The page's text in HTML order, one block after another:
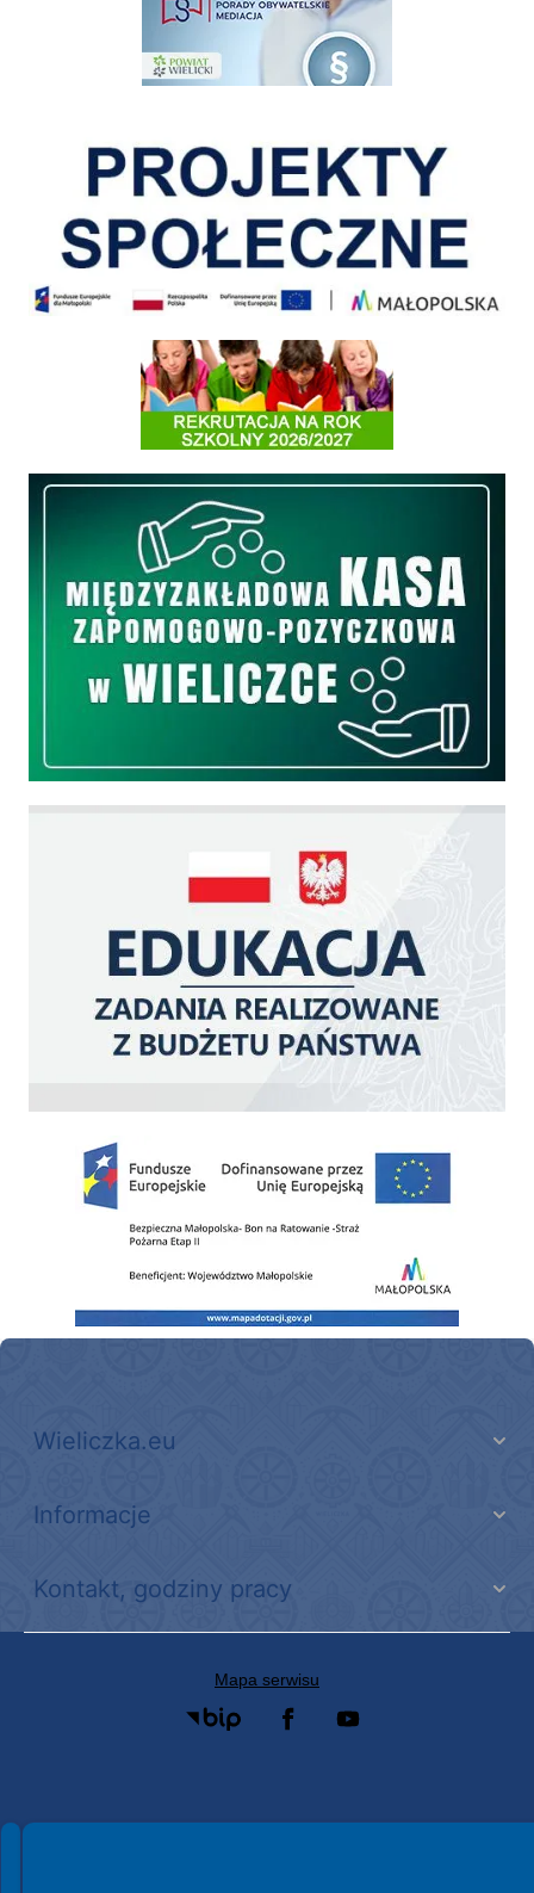
Informacja o terminach rekrutacji na rok szkolny 2026/2027
Międzyzakładowa Kasa Zapomogowo - Pożyczkowa
Zakup fabrycznie nowego, średniego samochodu ratowniczo-gaśniczego z
Wieliczka.eu
Informacje
Kontakt, godziny pracy
Mapa serwisu
Spełniamy standardy WCAG 2.2
Spełniamy standardy W3C